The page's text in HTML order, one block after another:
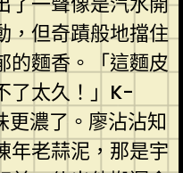
，但奇蹟般地擋住
的麵香。「這麵皮
了太久！」K-
濃了。廖沾沾知
年老蒜泥，那是宇